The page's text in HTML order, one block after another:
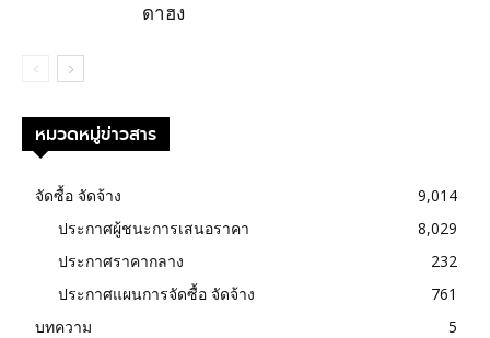
ดาฮง
หมวดหมู่ข่าวสาร
จัดซื้อ จัดจ้าง
9,014
ประกาศผู้ชนะการเสนอราคา
8,029
ประกาศราคากลาง
232
ประกาศแผนการจัดซื้อ จัดจ้าง
761
บทความ
5